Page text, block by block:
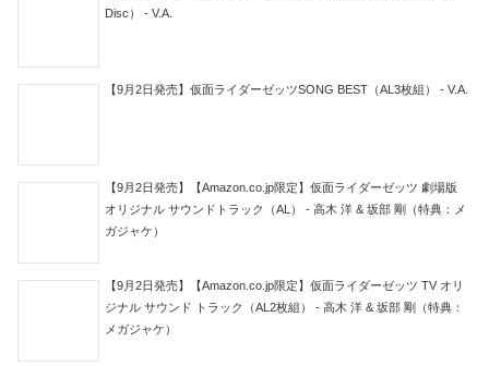
Disc） - V.A.
【9月2日発売】仮面ライダーゼッツSONG BEST（AL3枚組） - V.A.
【9月2日発売】【Amazon.co.jp限定】仮面ライダーゼッツ 劇場版
オリジナル サウンドトラック（AL） - 高木 洋 & 坂部 剛（特典：メ
ガジャケ）
【9月2日発売】【Amazon.co.jp限定】仮面ライダーゼッツ TV オリ
ジナル サウンド トラック（AL2枚組） - 高木 洋 & 坂部 剛（特典：
メガジャケ）